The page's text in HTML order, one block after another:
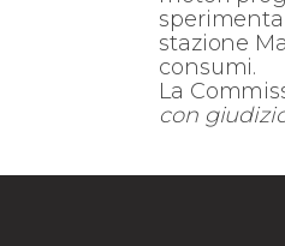
stazione
consumi.
La
con